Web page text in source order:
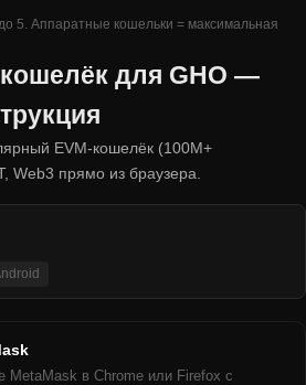
5. Аппаратные кошельки = максимальная
кошелёк для GHO —
EVM-кошелёк (100M+
Web3 прямо из браузера.
MetaMask в Chrome или Firefox с